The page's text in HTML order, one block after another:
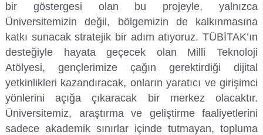
bir göstergesi olan bu projeyle, yalnızca
Üniversitemizin değil, bölgemizin de kalkınmasına
katkı sunacak stratejik bir adım atıyoruz. TÜBİTAK’ın
desteğiyle hayata geçecek olan Milli Teknoloji
Atölyesi, gençlerimize çağın gerektirdiği dijital
yetkinlikleri kazandıracak, onların yaratıcı ve girişimci
yönlerini açığa çıkaracak bir merkez olacaktır.
Üniversitemiz, araştırma ve geliştirme faaliyetlerini
sadece akademik sınırlar içinde tutmayan, topluma
İleri Teknoloji Eğitim Araştırma ve Uygulama Merkezi
İlk Yardım Araştırma ve Uygulama Merkezi
İş Sağlığı ve Güvenliği Uygulama ve Araştırma Merkezi
Kadın Sorunları Uygulama ve Araştırma Merkezi
Kalibrasyon Uygulama ve Araştırma Merkezi